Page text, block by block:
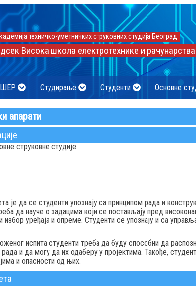
техничко-уметничких струковних студија Београд
Висока школа електротехнике и рачунарства
Студирање Студенти Основне
апарати
струковне студије
је да се студенти упознају са принципом рада и
да науче о задацима који се постављају пред
избор уређаја и опреме. Студенти се упознају и са
испита студенти треба да буду способни да
и да могу да их одаберу у пројектима. Такође,
и опасности од њих.